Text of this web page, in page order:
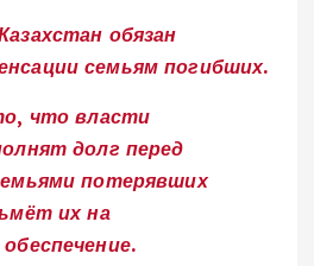
обязан
семьям погибших.
что власти
долг перед
потерявших
их на
.